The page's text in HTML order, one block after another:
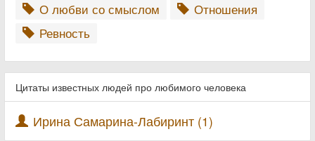
О любви со смыслом
Отношения
Ревность
Цитаты известных людей про любимого человека
Ирина Самарина-Лабиринт (1)